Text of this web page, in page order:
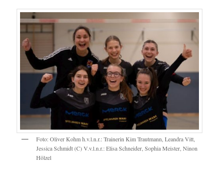
Foto: Oliver Kohm h.v.l.n.r.: Trainerin Kim Trautmann, Leandra Vitt,
Jessica Schmidt (C) V.v.l.n.r.: Elisa Schneider, Sophia Meister, Ninon
Hölzel